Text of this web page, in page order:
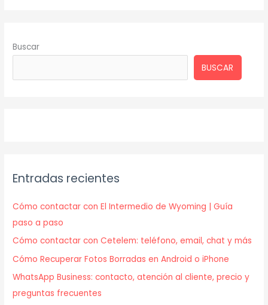
Buscar
BUSCAR
Entradas recientes
Cómo contactar con El Intermedio de Wyoming | Guía
paso a paso
Cómo contactar con Cetelem: teléfono, email, chat y más
Cómo Recuperar Fotos Borradas en Android o iPhone
WhatsApp Business: contacto, atención al cliente, precio y
preguntas frecuentes